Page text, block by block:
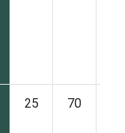
25 70